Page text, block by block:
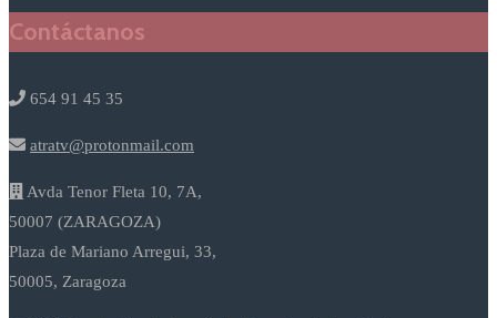
Contáctanos
654 91 45 35
atratv@protonmail.com
Avda Tenor Fleta 10, 7A,
50007 (ZARAGOZA)
Plaza de Mariano Arregui, 33,
50005, Zaragoza